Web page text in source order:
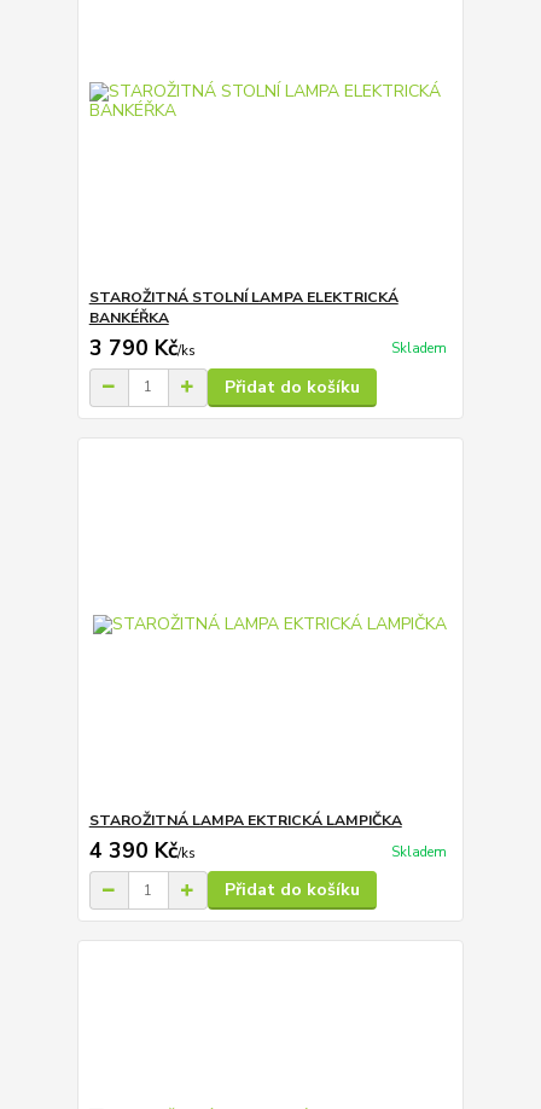
STAROŽITNÁ STOLNÍ LAMPA ELEKTRICKÁ
BANKÉŘKA
3 790 Kč/ks Skladem
Přidat do košíku
STAROŽITNÁ LAMPA EKTRICKÁ LAMPIČKA
4 390 Kč/ks Skladem
Přidat do košíku